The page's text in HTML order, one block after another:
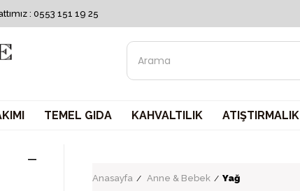
: 0553 151 19 25
TEMEL GIDA KAHVALTILIK ATIŞTIRMALIK
Anasayfa Anne & Bebek Yağ